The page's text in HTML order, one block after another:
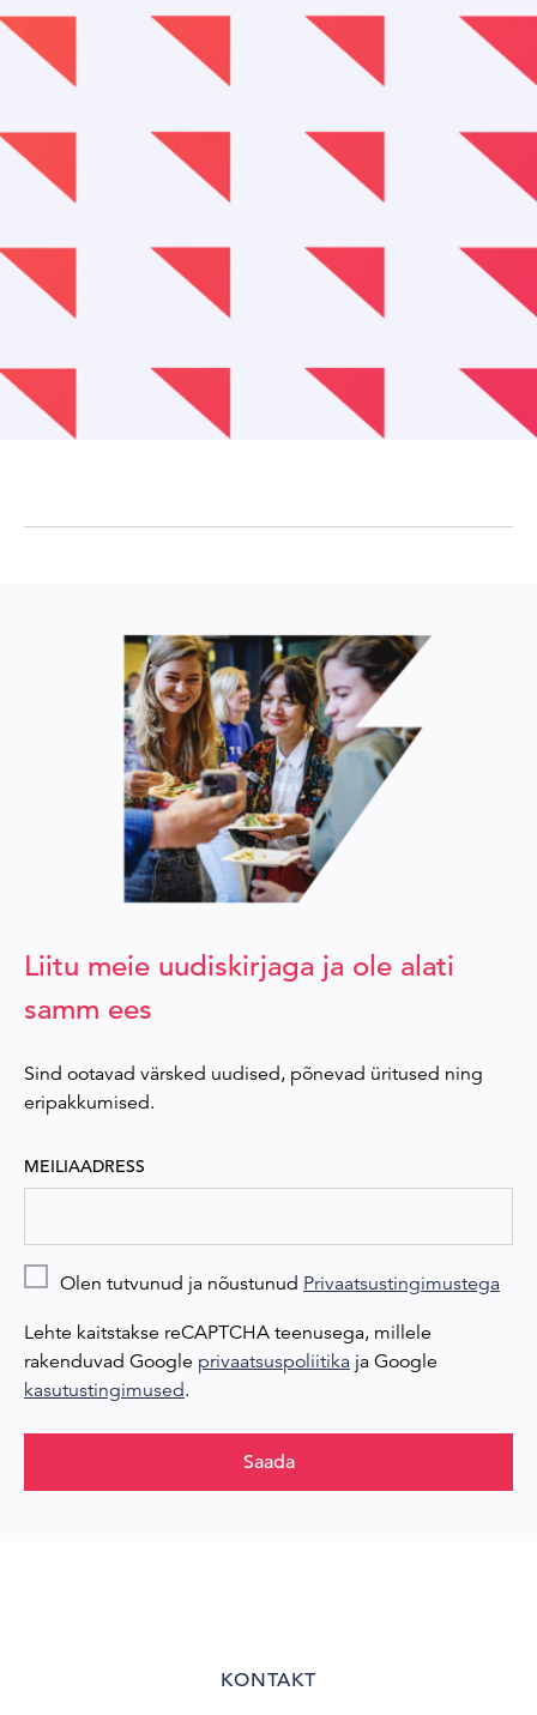
Liitu meie uudiskirjaga ja ole alati
samm ees
Sind ootavad värsked uudised, põnevad üritused ning
eripakkumised.
MEILIAADRESS
Olen tutvunud ja nõustunud Privaatsustingimustega
Lehte kaitstakse reCAPTCHA teenusega, millele
rakenduvad Google privaatsuspoliitika ja Google
kasutustingimused.
Saada
KONTAKT